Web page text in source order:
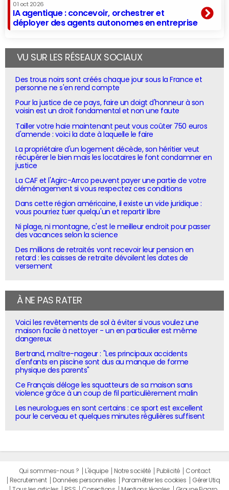
01 oct 2026
IA agentique : concevoir, orchestrer et
déployer des agents autonomes en entreprise
VU SUR LES RÉSEAUX SOCIAUX
Des trous noirs sont créés chaque jour sous la France et
personne ne s'en rend compte
Pour la justice de ce pays, faire un doigt d'honneur à son
voisin est un droit fondamental et non une faute
Tailler votre haie maintenant peut vous coûter 750 euros
d'amende : voici la date à laquelle le faire
La propriétaire d'un logement décède, son héritier veut
récupérer le bien mais les locataires le font condamner en
justice
La CAF et l'Agirc-Arrco peuvent payer une partie de votre
déménagement si vous respectez ces conditions
Dans cette région américaine, il existe un vide juridique :
vous pourriez tuer quelqu'un et repartir libre
Ni plage, ni montagne, c'est le meilleur endroit pour passer
des vacances selon la science
Des millions de retraités vont recevoir leur pension en
retard : les caisses de retraite dévoilent les dates de
versement
À NE PAS RATER
Voici les revêtements de sol à éviter si vous voulez une
maison facile à nettoyer - un en particulier est même
dangereux
Bertrand, maître-nageur : "Les principaux accidents
d'enfants en piscine sont dus au manque de forme
physique des parents"
Ce Français déloge les squatteurs de sa maison sans
violence grâce à un coup de fil particulièrement malin
Les neurologues en sont certains : ce sport est excellent
pour le cerveau et quelques minutes régulières suffisent
Qui sommes-nous ? L'équipe Notre société Publicité
Contact
Recrutement
Données personnelles Paramétrer les cookies
Gérer Utiq